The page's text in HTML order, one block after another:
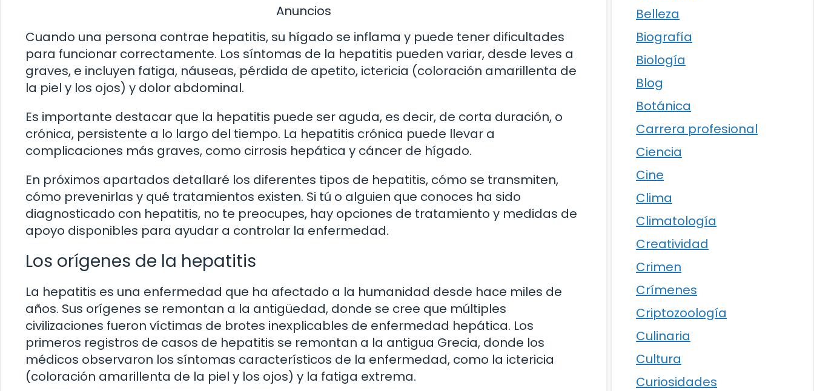
Anuncios
Cuando una persona contrae hepatitis, su hígado se inflama y puede tener dificultades
para funcionar correctamente. Los síntomas de la hepatitis pueden variar, desde leves a
graves, e incluyen fatiga, náuseas, pérdida de apetito, ictericia (coloración amarillenta de
la piel y los ojos) y dolor abdominal.
Es importante destacar que la hepatitis puede ser aguda, es decir, de corta duración, o
crónica, persistente a lo largo del tiempo. La hepatitis crónica puede llevar a
complicaciones más graves, como cirrosis hepática y cáncer de hígado.
En próximos apartados detallaré los diferentes tipos de hepatitis, cómo se transmiten,
cómo prevenirlas y qué tratamientos existen. Si tú o alguien que conoces ha sido
diagnosticado con hepatitis, no te preocupes, hay opciones de tratamiento y medidas de
apoyo disponibles para ayudar a controlar la enfermedad.
Los orígenes de la hepatitis
La hepatitis es una enfermedad que ha afectado a la humanidad desde hace miles de
años. Sus orígenes se remontan a la antigüedad, donde se cree que múltiples
civilizaciones fueron víctimas de brotes inexplicables de enfermedad hepática. Los
primeros registros de casos de hepatitis se remontan a la antigua Grecia, donde los
médicos observaron los síntomas característicos de la enfermedad, como la ictericia
(coloración amarillenta de la piel y los ojos) y la fatiga extrema.
Belleza
Biografía
Biología
Blog
Botánica
Carrera profesional
Ciencia
Cine
Clima
Climatología
Creatividad
Crimen
Crímenes
Criptozoología
Culinaria
Cultura
Curiosidades